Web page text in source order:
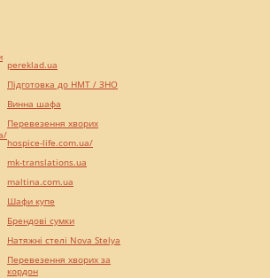
pereklad.ua
Підготовка до НМТ / ЗНО
Винна шафа
Перевезення хворих
hospice-life.com.ua/
mk-translations.ua
maltina.com.ua
Шафи купе
Брендові сумки
Натяжні стелі Nova Stelya
Перевезення хворих за
кордон